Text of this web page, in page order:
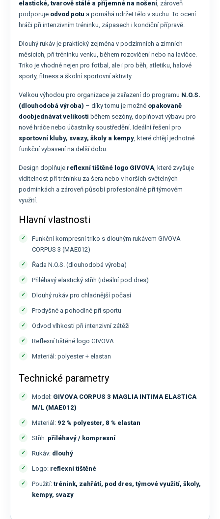
elastické, tvarově stálé a příjemné na nošení, zároveň
podporuje odvod potu a pomáhá udržet tělo v suchu. To ocení
hráči při intenzivním tréninku, zápasech i kondiční přípravě.
Dlouhý rukáv je praktický zejména v podzimních a zimních
měsících, při tréninku venku, během rozcvičení nebo na lavičce.
Triko je vhodné nejen pro fotbal, ale i pro běh, atletiku, halové
sporty, fitness a školní sportovní aktivity.
Velkou výhodou pro organizace je zařazení do programu N.O.S.
(dlouhodobá výroba) – díky tomu je možné opakovaně
doobjednávat velikosti během sezóny, doplňovat výbavu pro
nové hráče nebo účastníky soustředění. Ideální řešení pro
sportovní kluby, svazy, školy a kempy, které chtějí jednotné
funkční vybavení na delší dobu.
Design doplňuje reflexní tištěné logo GIVOVA, které zvyšuje
viditelnost při tréninku za šera nebo v horších světelných
podmínkách a zároveň působí profesionálně při týmovém
využití.
Hlavní vlastnosti
Funkční kompresní triko s dlouhým rukávem GIVOVA
CORPUS 3 (MAE012)
Řada N.O.S. (dlouhodobá výroba)
Přiléhavý elastický střih (ideální pod dres)
Dlouhý rukáv pro chladnější počasí
Prodyšné a pohodlné při sportu
Odvod vlhkosti při intenzivní zátěži
Reflexní tištěné logo GIVOVA
Materiál: polyester + elastan
Technické parametry
Model: GIVOVA CORPUS 3 MAGLIA INTIMA ELASTICA
M/L (MAE012)
Materiál: 92 % polyester, 8 % elastan
Střih: přiléhavý / kompresní
Rukáv: dlouhý
Logo: reflexní tištěné
Použití: trénink, zahřátí, pod dres, týmové využití, školy,
kempy, svazy